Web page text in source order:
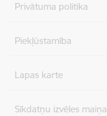
Privātuma politika
Piekļūstamība
Lapas karte
Sīkdatņu izvēles maiņa